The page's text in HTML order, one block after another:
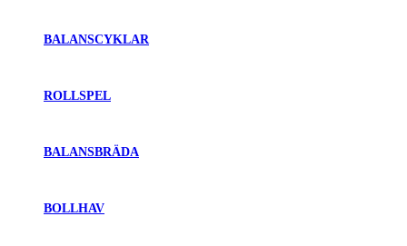
BALANSCYKLAR
ROLLSPEL
BALANSBRÄDA
BOLLHAV